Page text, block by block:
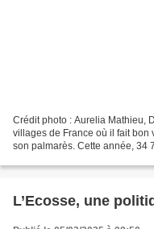
Crédit photo : Aurelia Mathieu,
villages de France où il fait bon
son palmarès. Cette année, 34
L’Ecosse, une